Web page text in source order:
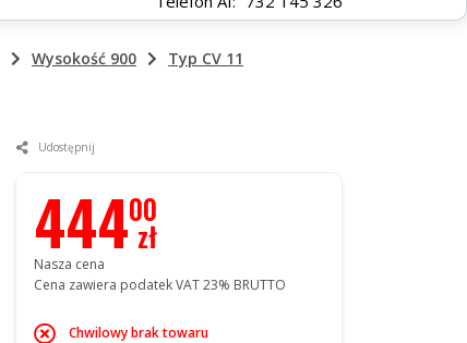
Wysokość 900 Typ CV 11
Udostępnij
44400
zł
Nasza cena
Cena zawiera podatek VAT 23% BRUTTO
Chwilowy brak towaru